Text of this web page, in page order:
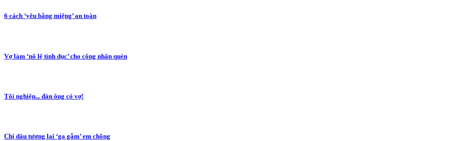
6 cách ‘yêu bằng miệng’ an toàn
Vợ làm ‘nô lệ tình dục’ cho công nhân quèn
Tôi nghiện... đàn ông có vợ!
Chị dâu tương lai ‘gạ gẫm’ em chồng